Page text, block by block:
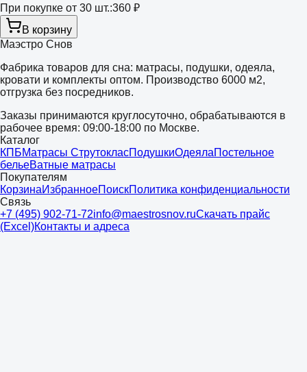
При покупке от 30 шт.:360 ₽
В корзину
Маэстро Снов
Фабрика товаров для сна: матрасы, подушки, одеяла,
кровати и комплекты оптом. Производство 6000 м2,
отгрузка без посредников.
Заказы принимаются круглосуточно, обрабатываются в
рабочее время: 09:00-18:00 по Москве.
Каталог
КПБМатрасы СтрутокласПодушкиОдеялаПостельное
бельеВатные матрасы
Покупателям
КорзинаИзбранноеПоискПолитика конфиденциальности
Связь
+7 (495) 902-71-72info@maestrosnov.ruСкачать прайс
(Excel)Контакты и адреса